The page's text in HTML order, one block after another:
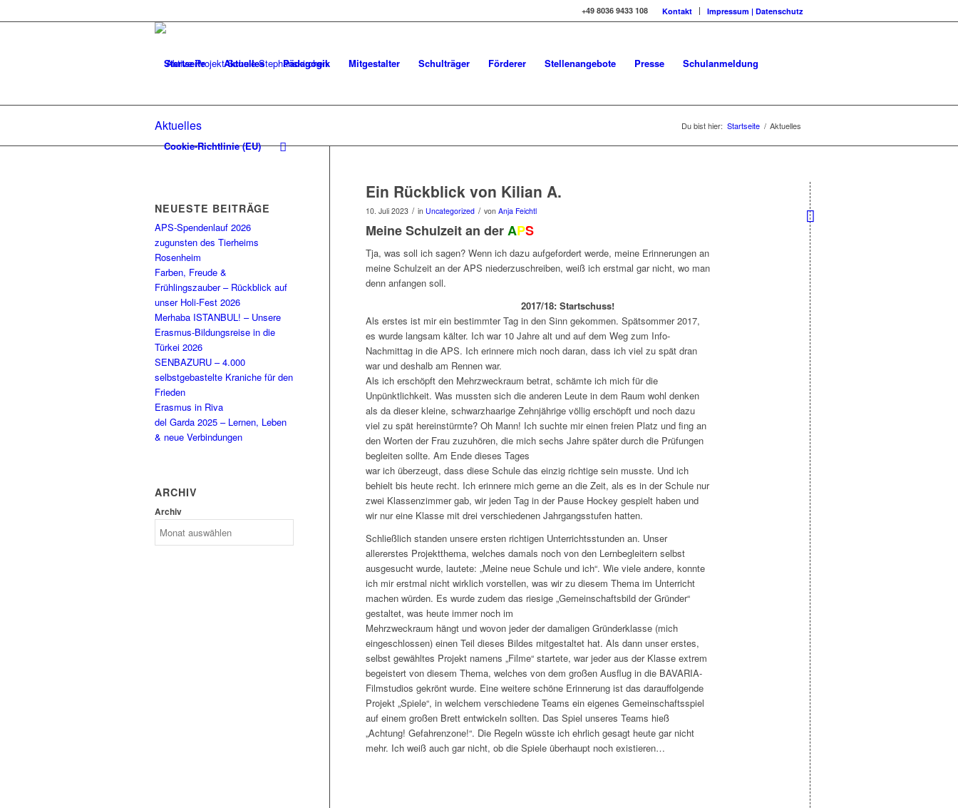
Kontakt Impressum | Datenschutz
+49 8036 9433 108
Startseite Aktuelles Pädagogik Mitgestalter Schulträger Förderer Stellenangebote Presse Schulanmeldung
Cookie-Richtlinie (EU)
Aktuelles Du bist hier: Startseite / Aktuelles
Ein Rückblick von Kilian A.
10. Juli 2023 / in Uncategorized / von Anja Feichtl
Meine Schulzeit an derAPS
Tja, was soll ich sagen? Wenn ich dazu aufgefordert werde, meine Erinnerungen an
meine Schulzeit an der APS niederzuschreiben, weiß ich erstmal gar nicht, wo man
denn anfangen soll.
2017/18: Startschuss!
Als erstes ist mir ein bestimmter Tag in den Sinn gekommen. Spätsommer 2017,
es wurde langsam kälter. Ich war 10 Jahre alt und auf dem Weg zum Info-
Nachmittag in die APS. Ich erinnere mich noch daran, dass ich viel zu spät dran
war und deshalb am Rennen war.
Als ich erschöpft den Mehrzweckraum betrat, schämte ich mich für die
Unpünktlichkeit. Was mussten sich die anderen Leute in dem Raum wohl denken
als da dieser kleine, schwarzhaarige Zehnjährige völlig erschöpft und noch dazu
viel zu spät hereinstürmte? Oh Mann! Ich suchte mir einen freien Platz und fing an
den Worten der Frau zuzuhören, die mich sechs Jahre später durch die Prüfungen
begleiten sollte. Am Ende dieses Tages
war ich überzeugt, dass diese Schule das einzig richtige sein musste. Und ich
behielt bis heute recht. Ich erinnere mich gerne an die Zeit, als es in der Schule nur
zwei Klassenzimmer gab, wir jeden Tag in der Pause Hockey gespielt haben und
wir nur eine Klasse mit drei verschiedenen Jahrgangsstufen hatten.
Schließlich standen unsere ersten richtigen Unterrichtsstunden an. Unser
allererstes Projektthema, welches damals noch von den Lernbegleitern selbst
ausgesucht wurde, lautete: „Meine neue Schule und ich“. Wie viele andere, konnte
ich mir erstmal nicht wirklich vorstellen, was wir zu diesem Thema im Unterricht
machen würden. Es wurde zudem das riesige „Gemeinschaftsbild der Gründer“
gestaltet, was heute immer noch im
Mehrzweckraum hängt und wovon jeder der damaligen Gründerklasse (mich
eingeschlossen) einen Teil dieses Bildes mitgestaltet hat. Als dann unser erstes,
selbst gewähltes Projekt namens „Filme“ startete, war jeder aus der Klasse extrem
begeistert von diesem Thema, welches von dem großen Ausflug in die BAVARIA-
Filmstudios gekrönt wurde. Eine weitere schöne Erinnerung ist das darauffolgende
Projekt „Spiele“, in welchem verschiedene Teams ein eigenes Gemeinschaftsspiel
auf einem großen Brett entwickeln sollten. Das Spiel unseres Teams hieß
„Achtung! Gefahrenzone!“. Die Regeln wüsste ich ehrlich gesagt heute gar nicht
mehr. Ich weiß auch gar nicht, ob die Spiele überhaupt noch existieren…
NEUESTE BEITRÄGE
APS-Spendenlauf 2026
zugunsten des Tierheims
Rosenheim
Farben, Freude &
Frühlingszauber – Rückblick auf
unser Holi-Fest 2026
Merhaba ISTANBUL! – Unsere
Erasmus-Bildungsreise in die
Türkei 2026
SENBAZURU – 4.000
selbstgebastelte Kraniche für den
Frieden
Erasmus in Riva
del Garda 2025 – Lernen, Leben
& neue Verbindungen
ARCHIV
Archiv